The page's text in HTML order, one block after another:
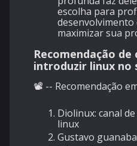
escolha para
desenvolvimento
maximizar sua
Recomendação de
introduzir linux no
📽️ -- Recomendação
Diolinux: canal
linux
Gustavo